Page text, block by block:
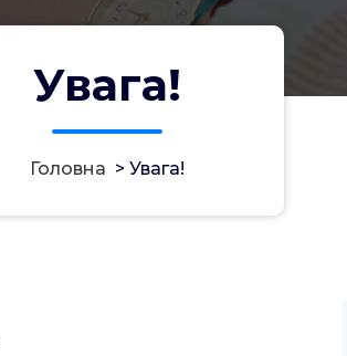
Увага!
Головна > Увага!